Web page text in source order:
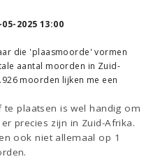
2025 13:00
die 'plaasmoorde' vormen
aantal moorden in Zuid-
moorden lijken me een
plaatsen is wel handig om
precies zijn in Zuid-Afrika.
ook niet allemaal op 1